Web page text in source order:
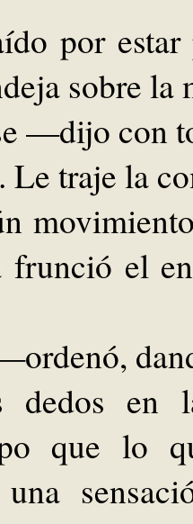
por
sobre la
—dijo con
Le traje la
el
en
que lo
una